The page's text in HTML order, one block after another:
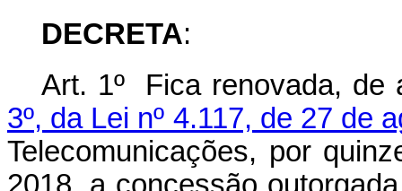
DECRETA:
Art. 1º Fica renovada,
3º, da Lei nº 4.117, de 27 de
Telecomunicações, por